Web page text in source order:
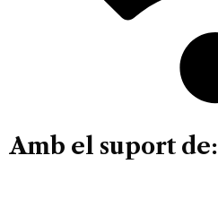
Amb el suport de: